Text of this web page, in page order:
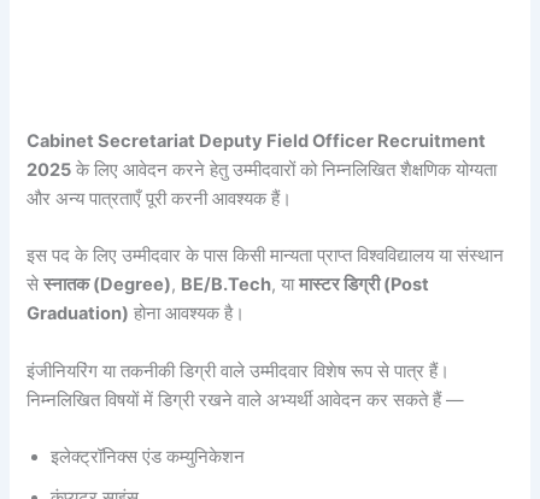
Cabinet Secretariat Deputy Field Officer Recruitment
2025 के लिए आवेदन करने हेतु उम्मीदवारों को निम्नलिखित शैक्षणिक योग्यता
और अन्य पात्रताएँ पूरी करनी आवश्यक हैं।
इस पद के लिए उम्मीदवार के पास किसी मान्यता प्राप्त विश्वविद्यालय या संस्थान
सेस्नातक (Degree), BE/B.Tech, यामास्टर डिग्री (Post
Graduation) होना आवश्यक है।
इंजीनियरिंग या तकनीकी डिग्री वाले उम्मीदवार विशेष रूप से पात्र हैं।
निम्नलिखित विषयों में डिग्री रखने वाले अभ्यर्थी आवेदन कर सकते हैं —
इलेक्ट्रॉनिक्स एंड कम्युनिकेशन